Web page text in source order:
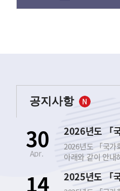
공지사항
2026년도 「국가
아래와 같이 안내
｢국가회계 전문
종사자를 대상으
30
Apr.
14